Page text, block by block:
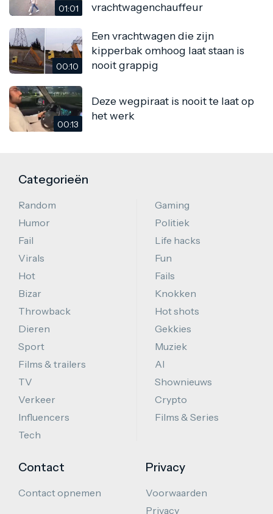
01:01
vrachtwagenchauffeur
00:10
Een vrachtwagen die zijn
kipperbak omhoog laat staan is
nooit grappig
00:13
Deze wegpiraat is nooit te laat op
het werk
Categorieën
Random
Humor
Fail
Virals
Hot
Bizar
Throwback
Dieren
Sport
Films & trailers
TV
Verkeer
Influencers
Tech
Gaming
Politiek
Life hacks
Fun
Fails
Knokken
Hot shots
Gekkies
Muziek
AI
Shownieuws
Crypto
Films & Series
Contact
Contact opnemen
Privacy
Voorwaarden
Privacy